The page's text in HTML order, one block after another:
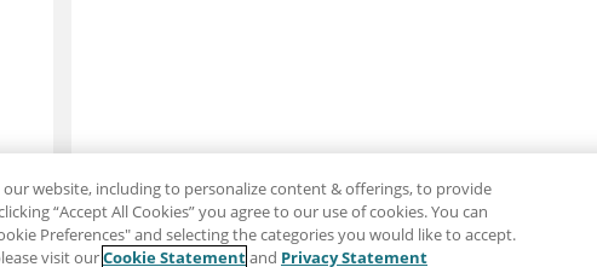
Clause de non-responsabilité
website, including to personalize content & offerings, to provide
“Accept All Cookies” you agree to our use of cookies. You can
Preferences" and selecting the categories you would like to accept.
visit ourCookie Statementand Privacy Statement